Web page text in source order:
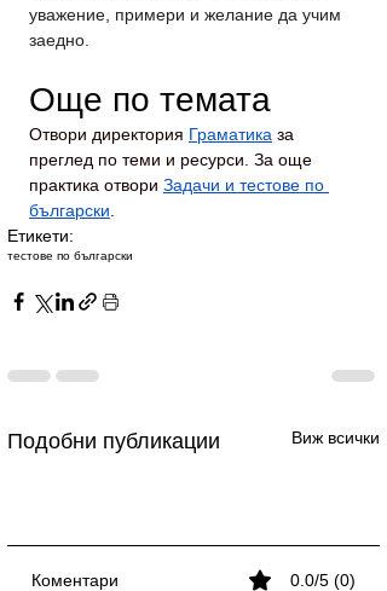
уважение, примери и желание да учим
заедно.
Още по темата
Отвори директория Граматика за
преглед по теми и ресурси. За още
практика отвори Задачи и тестове по
български
Етикети:
тестове по български
Подобни публикации Виж всички
Коментари 0.0/5 (0)